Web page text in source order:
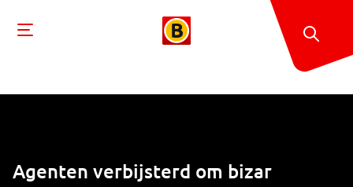
Agenten verbijsterd om bizar